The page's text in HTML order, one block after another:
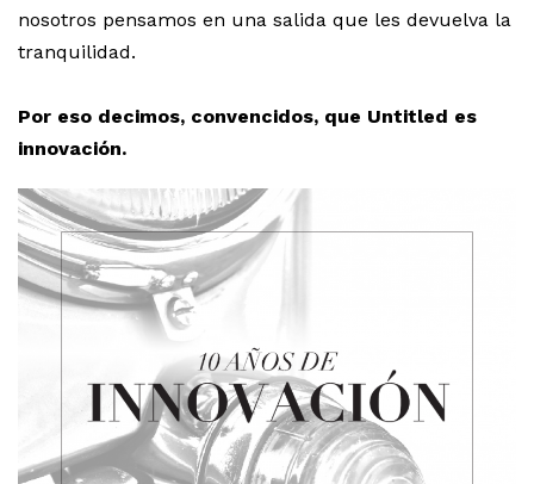
nosotros pensamos en una salida que les devuelva la
tranquilidad.
Por eso decimos, convencidos, que Untitled es
innovación.